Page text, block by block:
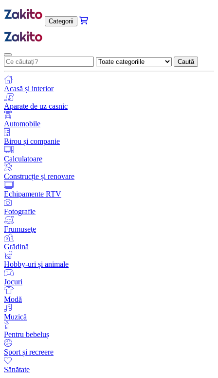
Categorii
Caută
Acasă și interior
Aparate de uz casnic
Automobile
Birou și companie
Calculatoare
Construcție și renovare
Echipamente RTV
Fotografie
Frumuseţe
Grădină
Hobby-uri și animale
Jocuri
Modă
Muzică
Pentru bebeluș
Sport și recreere
Sănătate